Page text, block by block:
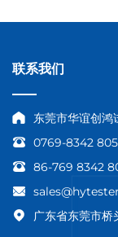
联系我们
东莞市华谊创鸿
0769-8342
86-769 8342
广东省东莞市桥